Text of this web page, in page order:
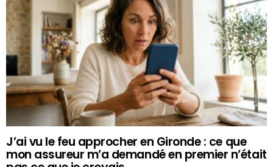
J’ai vu le feu approcher en Gironde : ce que
mon assureur m’a demandé en premier n’était